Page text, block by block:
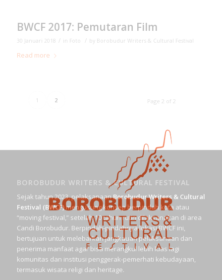
BWCF 2017: Pemutaran Film
30 Januari 2018 / in Foto / by Borobudur Writers & Cultural Festival
Read more
Page 2 of 2
1 2
BOROBUDUR WRITERS & CULTURAL FESTIVAL
Sejak tahun 2023, pelaksanaanBorobudur Writers & Cultural
Festival (BWCF)mengusung konsep berpindah kota atau
“moving festival,” setelah 10 tahun rutin dilaksanakan di area
Candi Borobudur. Berpindah-pindahnya lokasi BWCF ini,
bertujuan untuk melebarkan jangkauan pelaksanaan dan
penerima manfaat agar bisa merangkul lebih luas lagi
komunitas dan institusi penggerak-pemerhati kebudayaan,
termasuk wisata religi dan heritage.